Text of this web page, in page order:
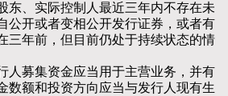
、实际控制人最近三年内不存在未
公开或者变相公开发行证券，或者有
三年前，但目前仍处于持续状态的情
集资金应当用于主营业务，并有
数额和投资方向应当与发行人现有生